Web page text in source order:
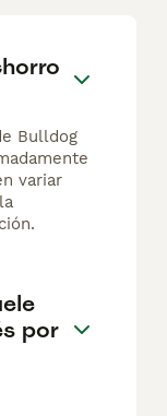
Bulldog
variar
por